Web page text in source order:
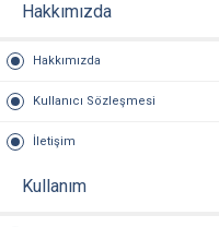
Hakkımızda
Hakkımızda
Kullanıcı Sözleşmesi
İletişim
Kullanım